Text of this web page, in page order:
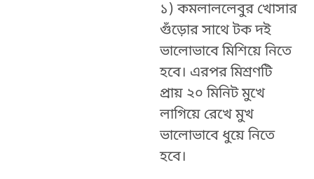
১) কমলাললেবুর খোসার
গুঁড়োর সাথে টক দই
ভালোভাবে মিশিয়ে নিতে
হবে। এরপর মিশ্রণটি
প্রায় ২০ মিনিট মুখে
লাগিয়ে রেখে মুখ
ভালোভাবে ধুয়ে নিতে
হবে।